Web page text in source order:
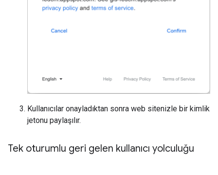
Kullanıcılar onayladıktan sonra web sitenizle bir kimlik
jetonu paylaşılır.
Tek oturumlu geri gelen kullanıcı yolculuğu